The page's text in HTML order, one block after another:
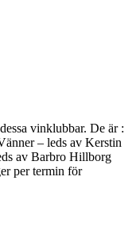
vinklubbar. De är :
– leds av Kerstin
av Barbro Hillborg
per termin för